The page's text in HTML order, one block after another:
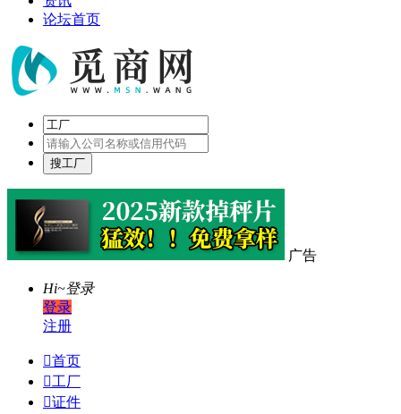
论坛首页
广告
Hi~登录
登录
注册
首页
工厂
证件